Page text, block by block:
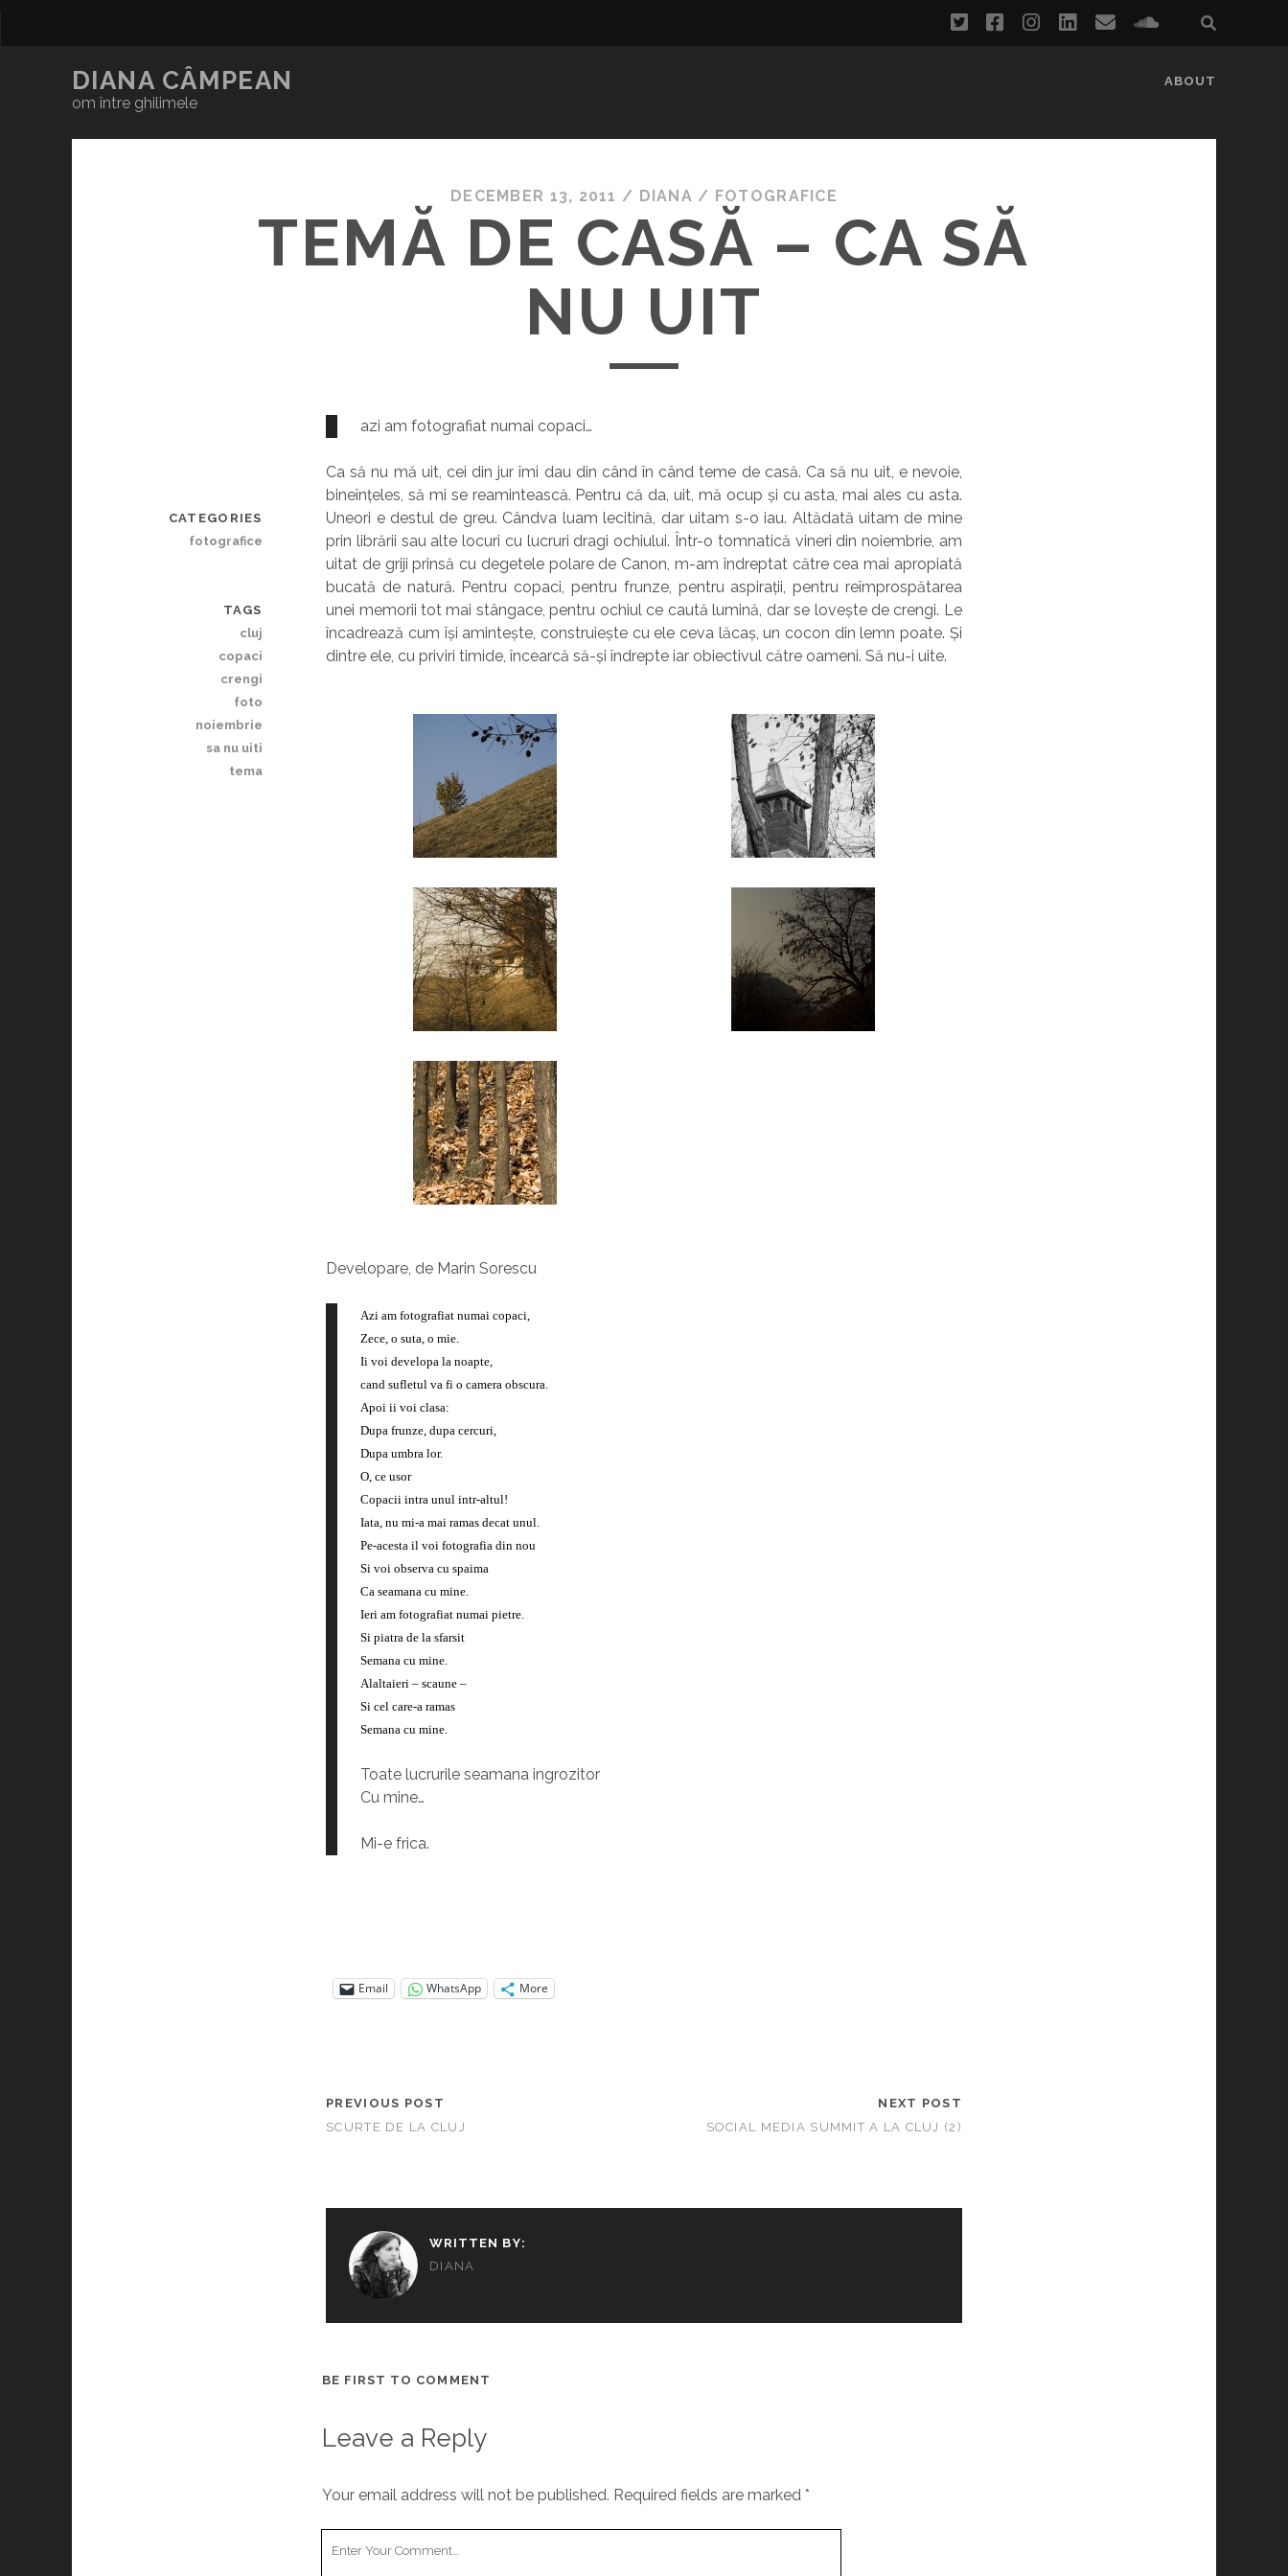
twitterfacebookinstagram
linkedin
emailsoundcloud
DIANA CÂMPEAN
om între ghilimele
ABOUT
DECEMBER 13, 2011 / DIANA / FOTOGRAFICE
TEMĂ DE CASĂ – CA SĂ
NU UIT
azi am fotografiat numai copaci…
Ca să nu mă uit, cei din jur îmi dau din când în când teme de casă. Ca să nu uit, e nevoie,
bineînțeles, să mi se reamintească. Pentru că da, uit, mă ocup și cu asta, mai ales cu asta.
Uneori e destul de greu. Cândva luam lecitină, dar uitam s-o iau. Altădată uitam de mine
prin librării sau alte locuri cu lucruri dragi ochiului. Într-o tomnatică vineri din noiembrie, am
uitat de griji prinsă cu degetele polare de Canon, m-am îndreptat către cea mai apropiată
bucată de natură. Pentru copaci, pentru frunze, pentru aspirații, pentru reîmprospătarea
unei memorii tot mai stângace, pentru ochiul ce caută lumină, dar se lovește de crengi. Le
încadrează cum își amintește, construiește cu ele ceva lăcaș, un cocon din lemn poate. Și
dintre ele, cu priviri timide, încearcă să-și îndrepte iar obiectivul către oameni. Să nu-i uite.
Developare, de Marin Sorescu
Azi am fotografiat numai copaci,
Zece, o suta, o mie.
Ii voi developa la noapte,
cand sufletul va fi o camera obscura.
Apoi ii voi clasa:
Dupa frunze, dupa cercuri,
Dupa umbra lor.
O, ce usor
Copacii intra unul intr-altul!
Iata, nu mi-a mai ramas decat unul.
Pe-acesta il voi fotografia din nou
Si voi observa cu spaima
Ca seamana cu mine.
Ieri am fotografiat numai pietre.
Si piatra de la sfarsit
Semana cu mine.
Alaltaieri – scaune –
Si cel care-a ramas
Semana cu mine.
Toate lucrurile seamana ingrozitor
Cu mine…
Mi-e frica.
Email WhatsApp More
PREVIOUS POST
SCURTE DE LA CLUJ
NEXT POST
SOCIAL MEDIA SUMMIT A LA CLUJ (2)
CATEGORIES
fotografice
TAGS
cluj
copaci
crengi
foto
noiembrie
sa nu uiti
tema
WRITTEN BY:
DIANA
BE FIRST TO COMMENT
Leave a Reply
Your email address will not be published. Required fields are marked *